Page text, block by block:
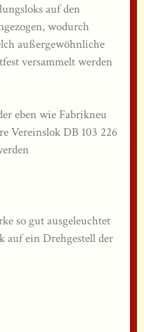
auf den
wodurch
außergewöhnliche
versammelt werden
eben wie Fabrikneu
Vereinslok DB 103 226
so gut ausgeleuchtet
auf ein Drehgestell der